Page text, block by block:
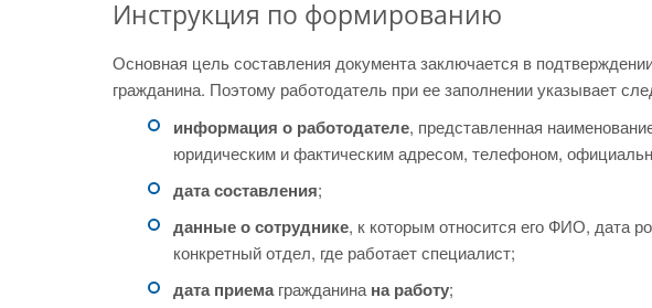
Инструкция по формированию
Основная цель составления документа заключается в
гражданина. Поэтому работодатель при ее заполнении указывает
информация о работодателе, представленная
юридическим и фактическим адресом, телефоном,
дата составления;
данные о сотруднике, к которым относится его ФИО, дата
конкретный отдел, где работает специалист;
дата приемагражданина на работу;